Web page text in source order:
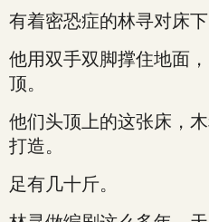
有着密恐症的林寻对床下
他用双手双脚撑住地面
顶。
他们头顶上的这张床，
打造。
足有几十斤。